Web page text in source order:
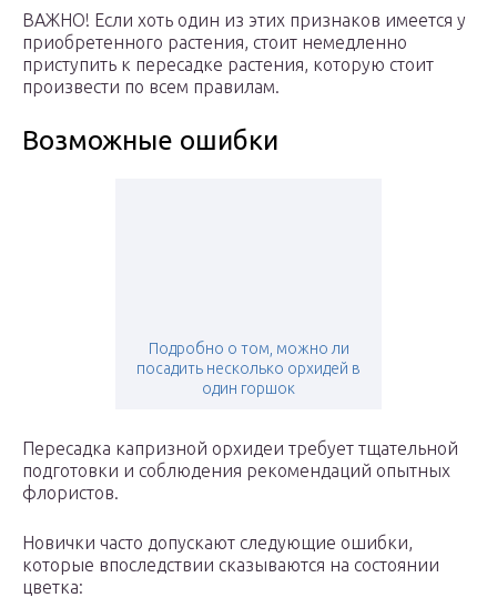
ВАЖНО! Если хоть один из этих признаков имеется у
приобретенного растения, стоит немедленно
приступить к пересадке растения, которую стоит
произвести по всем правилам.
Возможные ошибки
Подробно о том, можно ли
посадить несколько орхидей в
один горшок
Пересадка капризной орхидеи требует тщательной
подготовки и соблюдения рекомендаций опытных
флористов.
Новички часто допускают следующие ошибки,
которые впоследствии сказываются на состоянии
цветка: